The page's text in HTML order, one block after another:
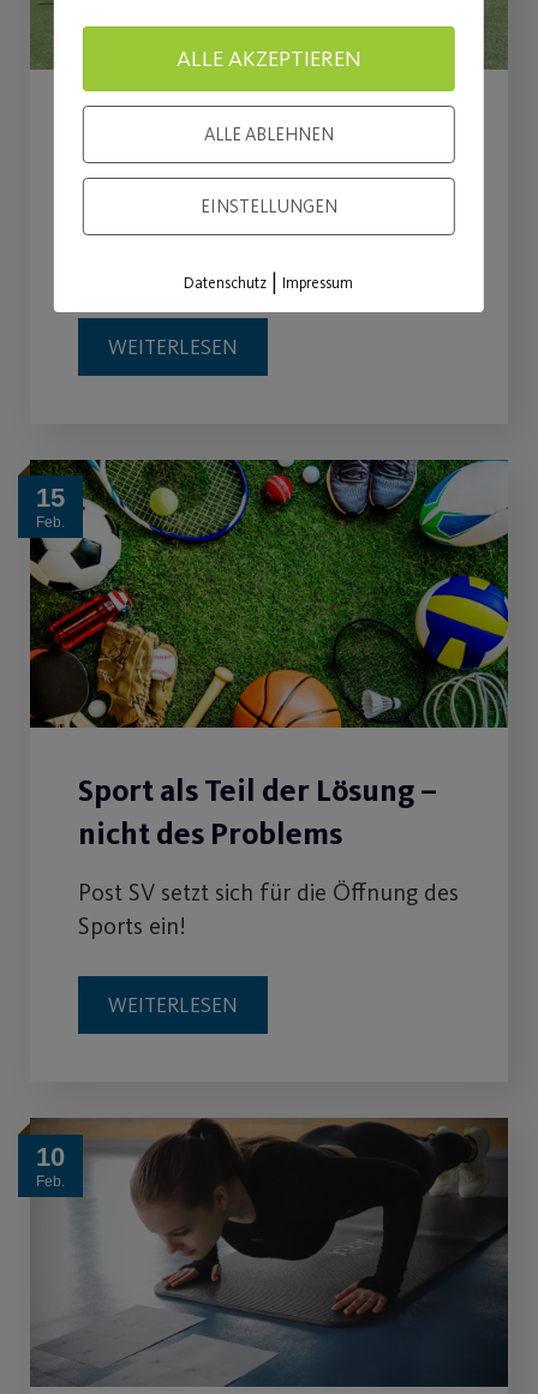
Petition der
Fußballabteilung
Stimmabgabe zur Wiederaufnahme
WEITERLESEN
15
Feb.
Sport als Teil der Lösung –
nicht des Problems
Post SV setzt sich für die Öffnung des
Sports ein!
WEITERLESEN
10
Feb.
ALLE AKZEPTIEREN
ALLE ABLEHNEN
EINSTELLUNGEN
Datenschutz |Impressum